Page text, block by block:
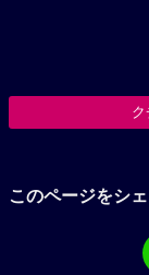
このページをシ